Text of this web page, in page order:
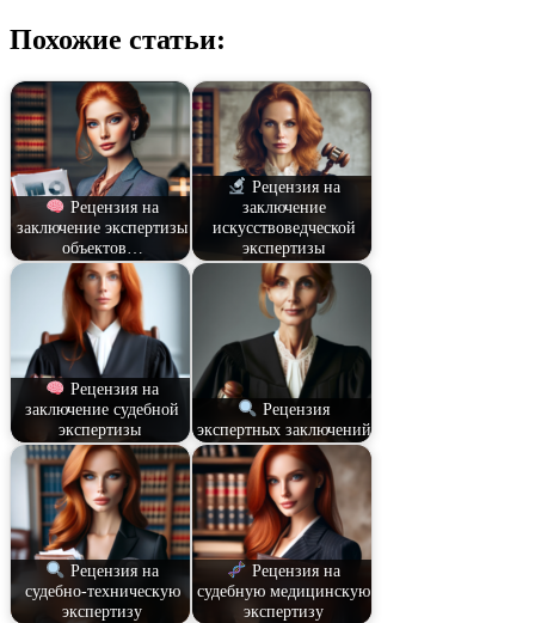
Похожие статьи:
Рецензия на
заключение экспертизы
объектов…
Рецензия на
заключение
искусствоведческой
экспертизы
Рецензия на
заключение судебной
экспертизы
Рецензия
экспертных заключений
Рецензия на
судебно-техническую
экспертизу
Рецензия на
судебную медицинскую
экспертизу